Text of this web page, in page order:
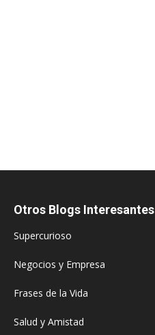
Otros Blogs Interesantes
Supercurioso
Negocios y Empresa
Frases de la Vida
Salud y Amistad